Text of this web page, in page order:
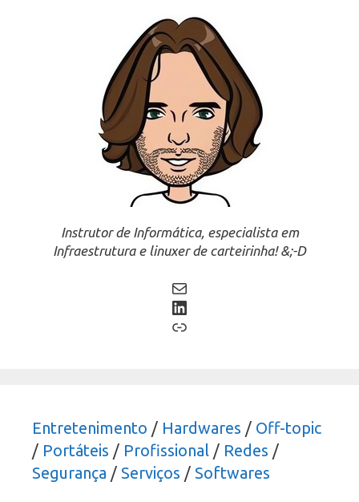
Instrutor de Informática, especialista em
Infraestrutura e linuxer de carteirinha! &;-D
Mail
LinkedIn
Link
Entretenimento / Hardwares / Off-topic
/ Portáteis / Profissional / Redes /
Segurança / Serviços / Softwares